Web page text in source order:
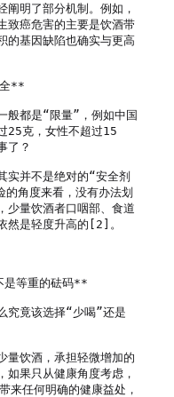
阐明了部分机制。例如，
致癌危害的主要是饮酒带
的基因缺陷也确实与更高
全**
般都是“限量”，例如中国
25克，女性不超过15
了？
实并不是绝对的“安全剂
角度来看，没有办法划
少量饮酒者口咽部、食道
然是轻度升高的[2]。
是等重的砝码**
究竟该选择“少喝”还是
量饮酒，承担轻微增加的
如果只从健康角度考虑，
来任何明确的健康益处，